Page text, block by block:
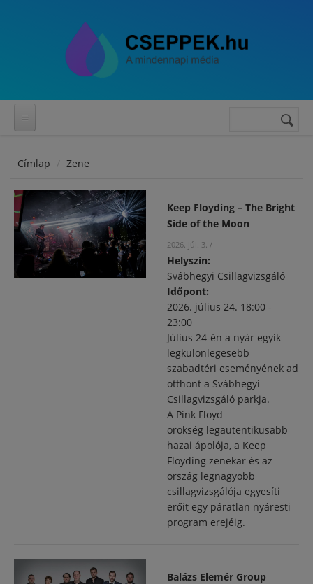
Keresés
Címlap Zene
Keep Floyding – The Bright
Side of the Moon
2026. júl. 3. /
Helyszín:
Svábhegyi Csillagvizsgáló
Időpont:
2026. július 24. 18:00 -
23:00
Július 24-én a nyár egyik
legkülönlegesebb
szabadtéri eseményének ad
otthont a Svábhegyi
Csillagvizsgáló parkja.
A Pink Floyd
örökség legautentikusabb
hazai ápolója, a Keep
Floyding zenekar és az
ország legnagyobb
csillagvizsgálója egyesíti
erőit egy páratlan nyáresti
program erejéig.
Balázs Elemér Group